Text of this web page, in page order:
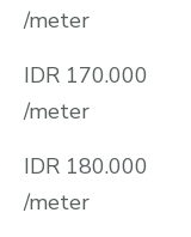
/meter
IDR 170.000
/meter
IDR 180.000
/meter